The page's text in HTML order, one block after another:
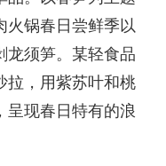
火锅春日尝鲜季以
龙须笋。某轻食品
拉，用紫苏叶和桃
呈现春日特有的浪